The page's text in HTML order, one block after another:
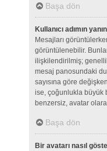
Başa dön
Kullanıcı adımın
Mesajları
görüntülenebilir.
ilişkilendirilmiş;
mesaj panosundaki
sayısına göre
ise, çoğunlukla büyük
benzersiz, avatar
Başa dön
Bir avatarı nasıl